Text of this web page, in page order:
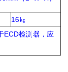
16㎏
ECD检测器，应